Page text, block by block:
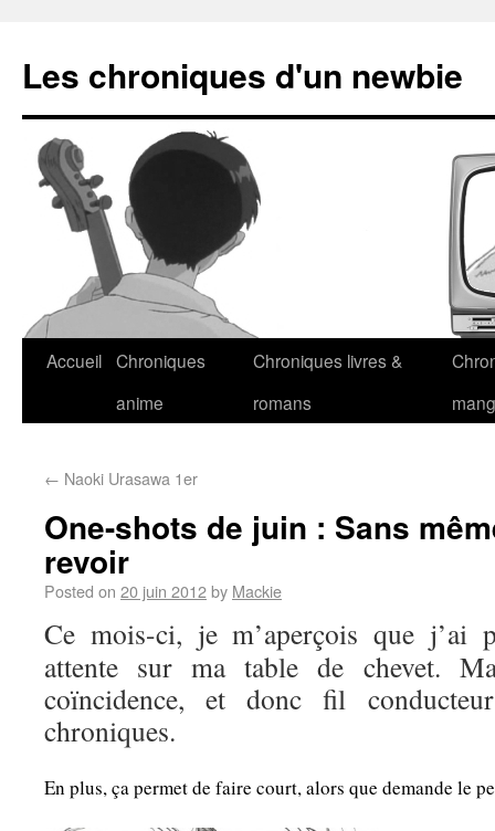
Les chroniques d'un newbie
Accueil Chroniques
anime
Chroniques livres &
romans
← Naoki Urasawa 1er
One-shots de juin : Sans
revoir
Posted on 20 juin 2012by Mackie
Ce mois-ci, je m’aperçois que j’ai
attente sur ma table de chevet.
coïncidence, et donc fil
chroniques.
En plus, ça permet de faire court, alors que demande le